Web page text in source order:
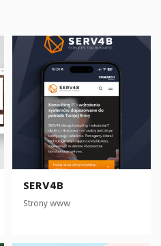
SERV4B
Strony www